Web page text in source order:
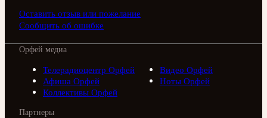
Оставить отзыв или пожелание
Сообщить об ошибке
Орфей медиа
Телерадиоцентр Орфей
Видео Орфей
Афиша Орфей
Ноты Орфей
Коллективы Орфей
Партнеры